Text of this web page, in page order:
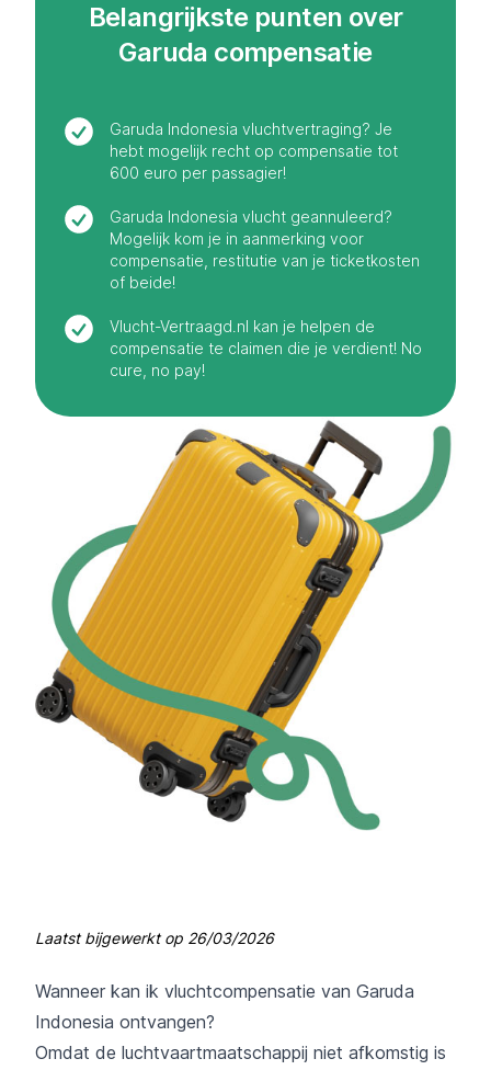
Belangrijkste punten over
Garuda compensatie
Garuda Indonesia vluchtvertraging? Je
hebt mogelijk recht op compensatie tot
600 euro per passagier!
Garuda Indonesia vlucht geannuleerd?
Mogelijk kom je in aanmerking voor
compensatie, restitutie van je ticketkosten
of beide!
Vlucht-Vertraagd.nl kan je helpen de
compensatie te claimen die je verdient! No
cure, no pay!
Laatst bijgewerkt op 26/03/2026
Wanneer kan ik vluchtcompensatie van Garuda
Indonesia ontvangen?
Omdat de luchtvaartmaatschappij niet afkomstig is